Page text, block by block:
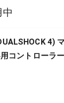
4)
コントローラ